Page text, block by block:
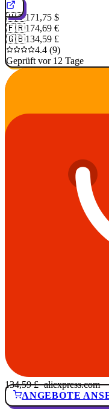
🇺🇸171,75 $
🇫🇷174,69 €
🇬🇧134,59 £
4.4 (9)
Geprüft vor 12 Tage
134,59 £· aliexpress.com
ANGEBOTE